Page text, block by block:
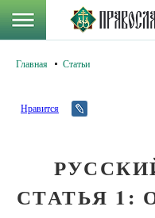
Главная Статьи
Нравится
СТАТЬЯ 1: